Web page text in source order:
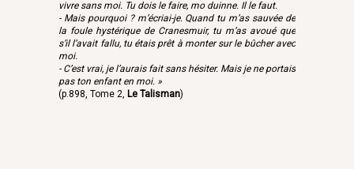
vivre sans moi. Tu dois le faire, mo duinne. Il le faut.
- Mais pourquoi ? m’écriai-je. Quand tu m’as sauvée de
la foule hystérique de Cranesmuir, tu m’as avoué que
s’il l’avait fallu, tu étais prêt à monter sur le bûcher avec
moi.
- C’est vrai, je l’aurais fait sans hésiter. Mais je ne portais
pas ton enfant en moi. »
(p.898, Tome 2, Le Talisman)